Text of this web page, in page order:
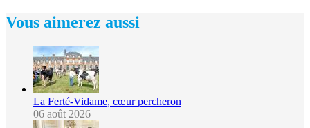
Vous aimerez aussi
La Ferté-Vidame, cœur percheron
06 août 2026